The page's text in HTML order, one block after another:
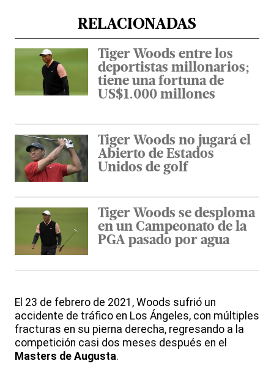
RELACIONADAS
Tiger Woods entre los
deportistas millonarios;
tiene una fortuna de
US$1.000 millones
Tiger Woods no jugará el
Abierto de Estados
Unidos de golf
Tiger Woods se desploma
en un Campeonato de la
PGA pasado por agua
El 23 de febrero de 2021, Woods sufrió un
accidente de tráfico en Los Ángeles, con múltiples
fracturas en su pierna derecha, regresando a la
competición casi dos meses después en el
Masters de Augusta.